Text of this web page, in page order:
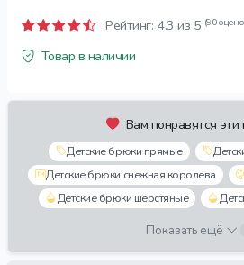
Рейтинг: 4.3 из 5 (90
Товар в наличии
Вам понравятся эти
Детские брюки прямые
Детские брюки снежная королева
Детские брюки шерстяные
Показать ещё